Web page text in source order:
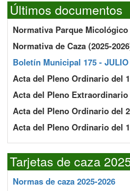
Últimos documentos
Normativa Parque Micológico
Normativa de Caza (2025-
Boletín Municipal 175 - JULIO
Acta del Pleno Ordinario del
Acta del Pleno Extraordinario
Acta del Pleno Ordinario del
Acta del Pleno Ordinario del
Tarjetas de caza
Normas de caza 2025-2026